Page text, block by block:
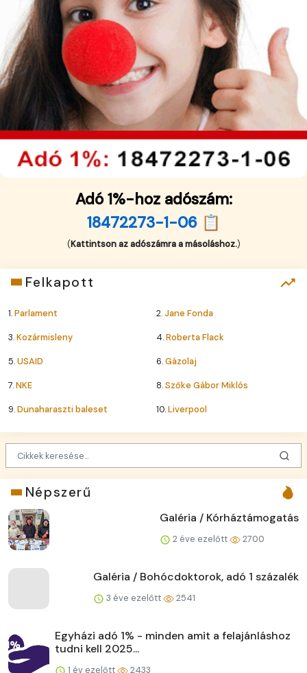
Adó 1%-hoz adószám:
18472273-1-06 📋
(Kattintson az adószámra a másoláshoz.)
Felkapott
1.Parlament 2.Jane Fonda
3.Kozármisleny 4.Roberta Flack
5.USAID 6.Gázolaj
7.NKE 8.Szőke Gábor Miklós
9.Dunaharaszti baleset 10.Liverpool
Népszerű
Galéria / Kórháztámogatás
2 éve ezelőtt 2700
Galéria / Bohócdoktorok, adó 1 százalék
3 éve ezelőtt 2541
Egyházi adó 1% - minden amit a felajánláshoz
tudni kell 2025...
1 év ezelőtt 2433